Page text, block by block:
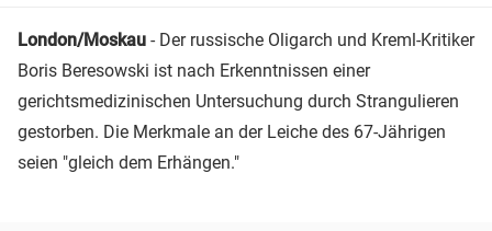
London/Moskau - Der russische Oligarch und Kreml-Kritiker
Boris Beresowski ist nach Erkenntnissen einer
gerichtsmedizinischen Untersuchung durch Strangulieren
gestorben. Die Merkmale an der Leiche des 67-Jährigen
seien "gleich dem Erhängen."